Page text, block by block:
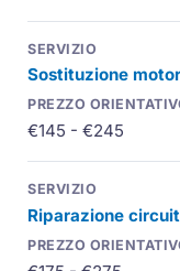
Sostituzione
€145 - €245
Riparazione